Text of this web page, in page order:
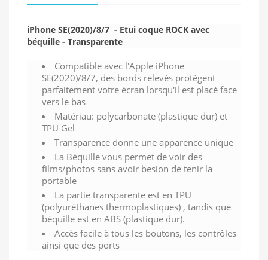
iPhone SE(2020)/8/7 - Etui coque ROCK avec
béquille - Transparente
Compatible avec l'Apple iPhone
SE(2020)/8/7, des bords relevés protègent
parfaitement votre écran lorsqu'il est placé face
vers le bas
Matériau: polycarbonate (plastique dur) et
TPU Gel
Transparence donne une apparence unique
La Béquille vous permet de voir des
films/photos sans avoir besion de tenir la
portable
La partie transparente est en TPU
(polyuréthanes thermoplastiques) , tandis que
béquille est en ABS (plastique dur).
Accès facile à tous les boutons, les contrôles
ainsi que des ports